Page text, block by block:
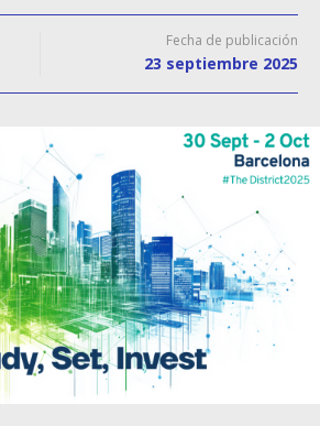
Fecha de publicación
23 septiembre 2025